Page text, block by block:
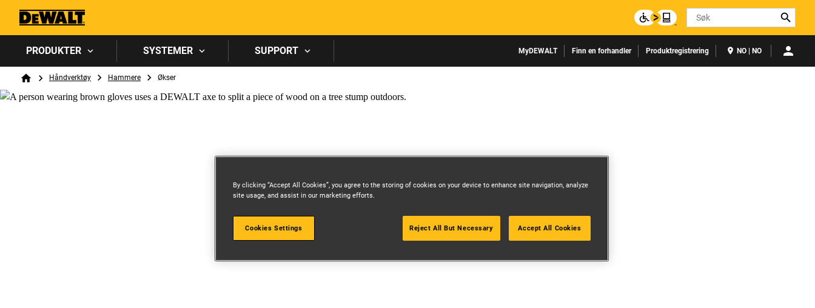
Search
PRODUKTER SYSTEMER SUPPORT MyDEWALT Finn en forhandler Produktregistrering NO | NO
Breadcrumb
HomeHåndverktøy Hammere Økser
By clicking “Accept All Cookies”, you agree to the storing of cookies on your device to enhance site navigation, analyze
site usage, and assist in our marketing efforts.
Cookies Settings Reject All But Necessary Accept All Cookies